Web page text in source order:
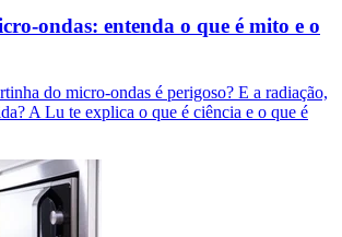
ondas: entenda o que é mito e o
do micro-ondas é perigoso? E a radiação,
A Lu te explica o que é ciência e o que é